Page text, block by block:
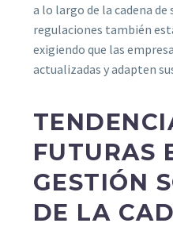
a lo largo de la cadena
regulaciones también
exigiendo que las
actualizadas y adapten
FUTURAS
GESTIÓN
DE LA